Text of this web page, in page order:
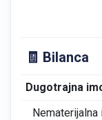
🧾 Bilanca
Dugotrajna
Nematerijalna